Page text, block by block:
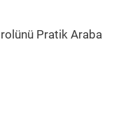
Pratik Araba